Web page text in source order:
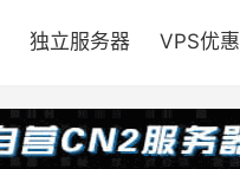
独立服务器 VPS优惠